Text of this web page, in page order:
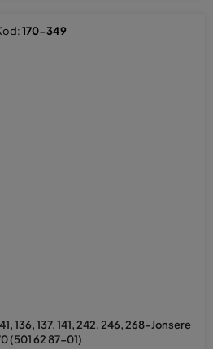
136, 137, 141, 242, 246, 268-Jonsere
(501 62 87-01)
170-349